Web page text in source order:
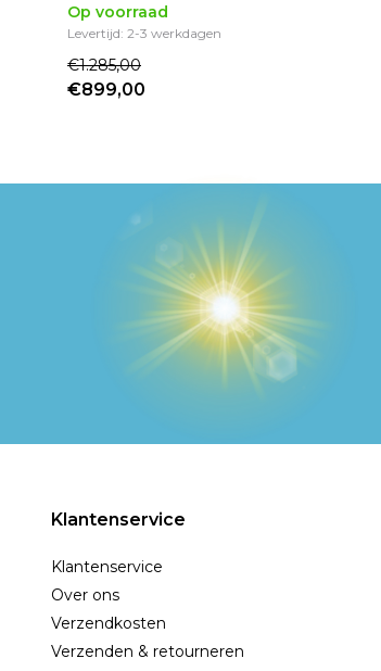
Op voorraad
Levertijd: 2-3 werkdagen
€1.285,00
€899,00
Klantenservice
Klantenservice
Over ons
Verzendkosten
Verzenden & retourneren